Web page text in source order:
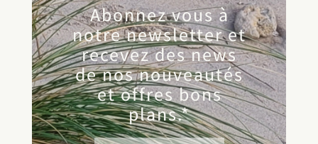
Abonnez vous à
notre newsletter et
recevez des news
de nos nouveautés
et offres bons
plans.*